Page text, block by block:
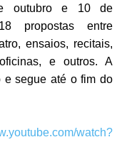
outubro e 10 de
propostas entre
ensaios, recitais,
e outros. A
e segue até o fim do
e.com/watch?